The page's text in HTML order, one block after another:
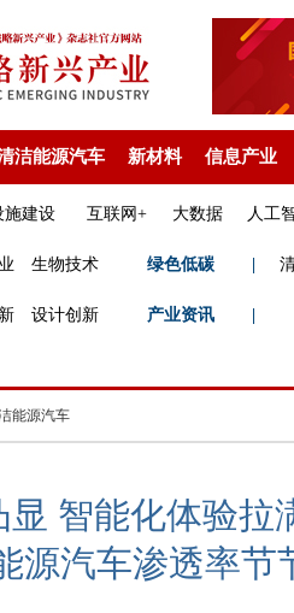
洁能源汽车 新材料 信息产业
施建设 互联网+ 大数据 人工
生物技术 绿色低碳
设计创新 产业资讯
能源汽车
智能化体验拉
源汽车渗透率节